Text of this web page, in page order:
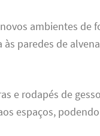
ambientes de
às paredes de
e rodapés de
espaços,